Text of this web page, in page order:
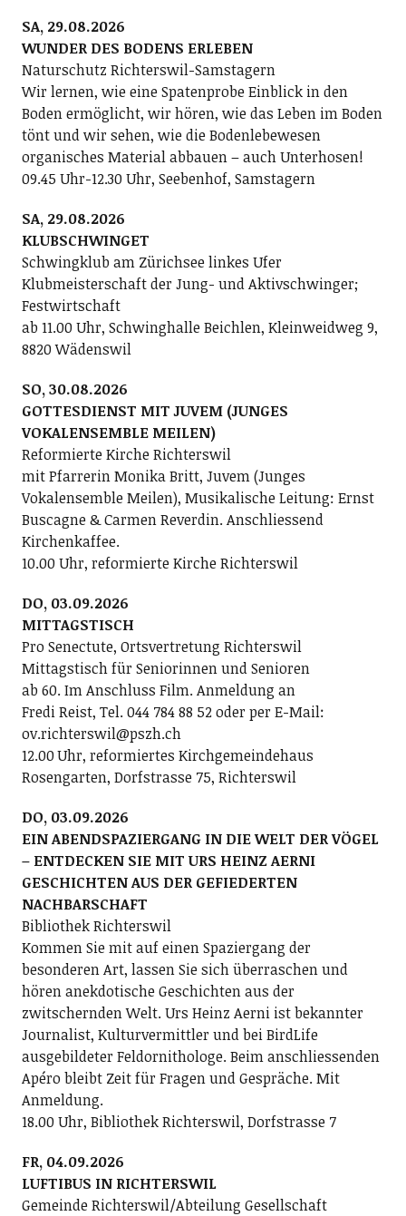
SA, 29.08.2026
WUNDER DES BODENS ERLEBEN
Naturschutz Richterswil-Samstagern
Wir lernen, wie eine Spatenprobe Einblick in den
Boden ermöglicht, wir hören, wie das Leben im Boden
tönt und wir sehen, wie die Bodenlebewesen
organisches Material abbauen – auch Unterhosen!
09.45 Uhr-12.30 Uhr, Seebenhof, Samstagern
SA, 29.08.2026
KLUBSCHWINGET
Schwingklub am Zürichsee linkes Ufer
Klubmeisterschaft der Jung- und Aktivschwinger;
Festwirtschaft
ab 11.00 Uhr, Schwinghalle Beichlen, Kleinweidweg 9,
8820 Wädenswil
SO, 30.08.2026
GOTTESDIENST MIT JUVEM (JUNGES
VOKALENSEMBLE MEILEN)
Reformierte Kirche Richterswil
mit Pfarrerin Monika Britt, Juvem (Junges
Vokalensemble Meilen), Musikalische Leitung: Ernst
Buscagne & Carmen Reverdin. Anschliessend
Kirchenkaffee.
10.00 Uhr, reformierte Kirche Richterswil
DO, 03.09.2026
MITTAGSTISCH
Pro Senectute, Ortsvertretung Richterswil
Mittagstisch für Seniorinnen und Senioren
ab 60. Im Anschluss Film. Anmeldung an
Fredi Reist, Tel. 044 784 88 52 oder per E-Mail:
ov.richterswil@pszh.ch
12.00 Uhr, reformiertes Kirchgemeindehaus
Rosengarten, Dorfstrasse 75, Richterswil
DO, 03.09.2026
EIN ABENDSPAZIERGANG IN DIE WELT DER VÖGEL
– ENTDECKEN SIE MIT URS HEINZ AERNI
GESCHICHTEN AUS DER GEFIEDERTEN
NACHBARSCHAFT
Bibliothek Richterswil
Kommen Sie mit auf einen Spaziergang der
besonderen Art, lassen Sie sich überraschen und
hören anekdotische Geschichten aus der
zwitschernden Welt. Urs Heinz Aerni ist bekannter
Journalist, Kulturvermittler und bei BirdLife
ausgebildeter Feldornithologe. Beim anschliessenden
Apéro bleibt Zeit für Fragen und Gespräche. Mit
Anmeldung.
18.00 Uhr, Bibliothek Richterswil, Dorfstrasse 7
FR, 04.09.2026
LUFTIBUS IN RICHTERSWIL
Gemeinde Richterswil/Abteilung Gesellschaft